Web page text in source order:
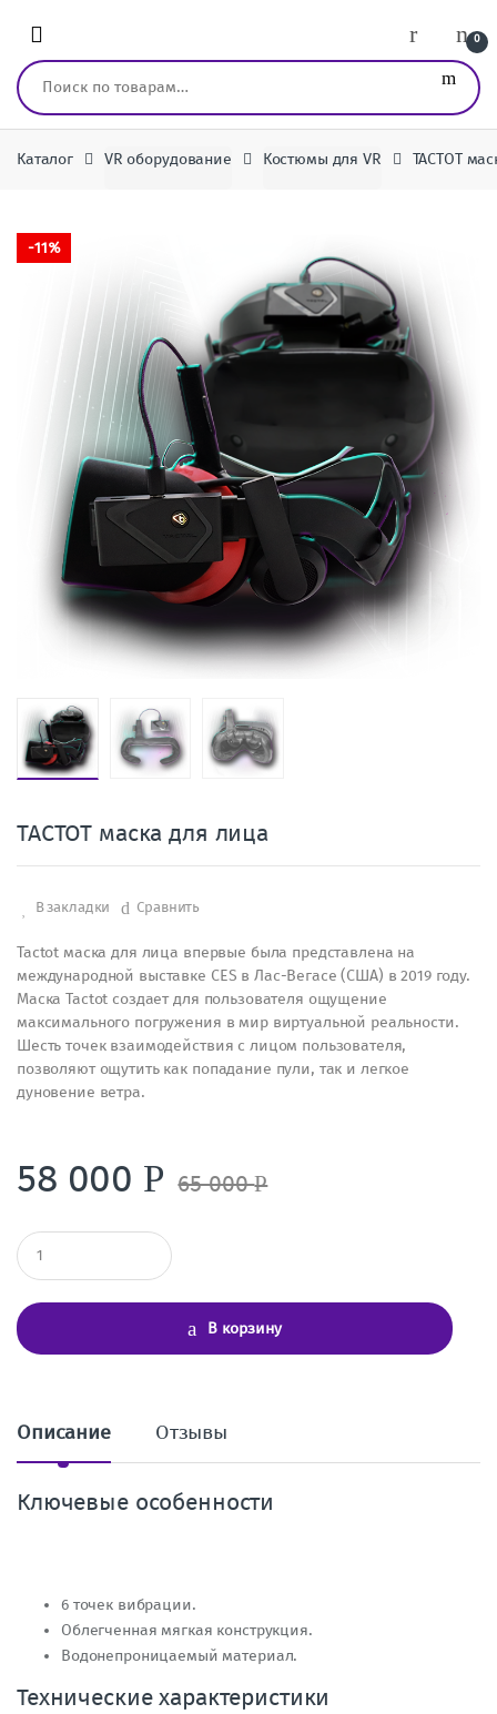
0
Искать:
Каталог VR оборудование Костюмы для VR TACTOT
-11%
TACTOT маска для лица
В закладки Сравнить
Tactot маска для лица впервые была представлена на
международной выставке CES в Лас-Вегасе (США) в 2019 году.
Маска Tactot создает для пользователя ощущение
максимального погружения в мир виртуальной реальности.
Шесть точек взаимодействия с лицом пользователя,
позволяют ощутить как попадание пули, так и легкое
дуновение ветра.
58 000 Р 65 000Р
К
о
ч
е
В корзину
Описание Отзывы
Ключевые особенности
6 точек вибрации.
Облегченная мягкая конструкция.
Водонепроницаемый материал.
Технические характеристики